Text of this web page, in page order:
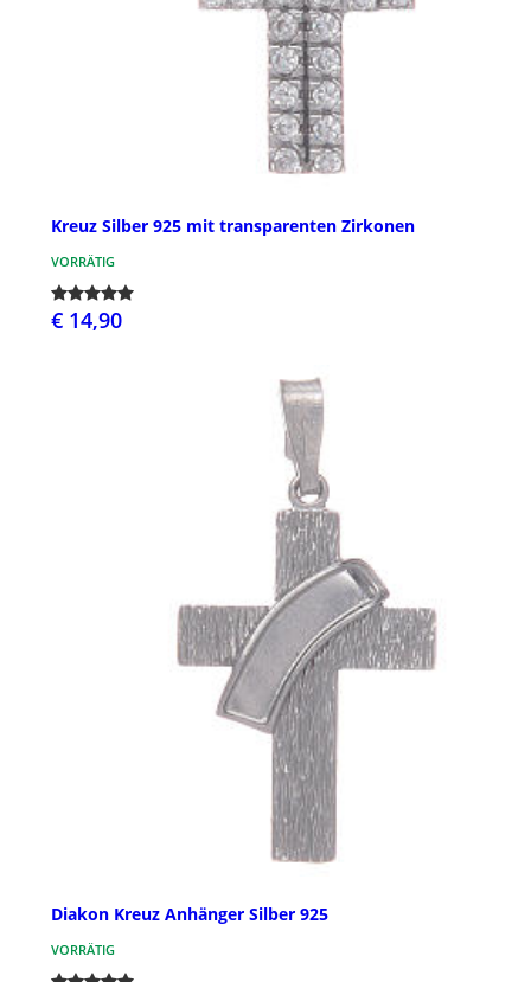
Kreuz Silber 925 mit transparenten Zirkonen
VORRÄTIG
€ 14,90
Diakon Kreuz Anhänger Silber 925
VORRÄTIG